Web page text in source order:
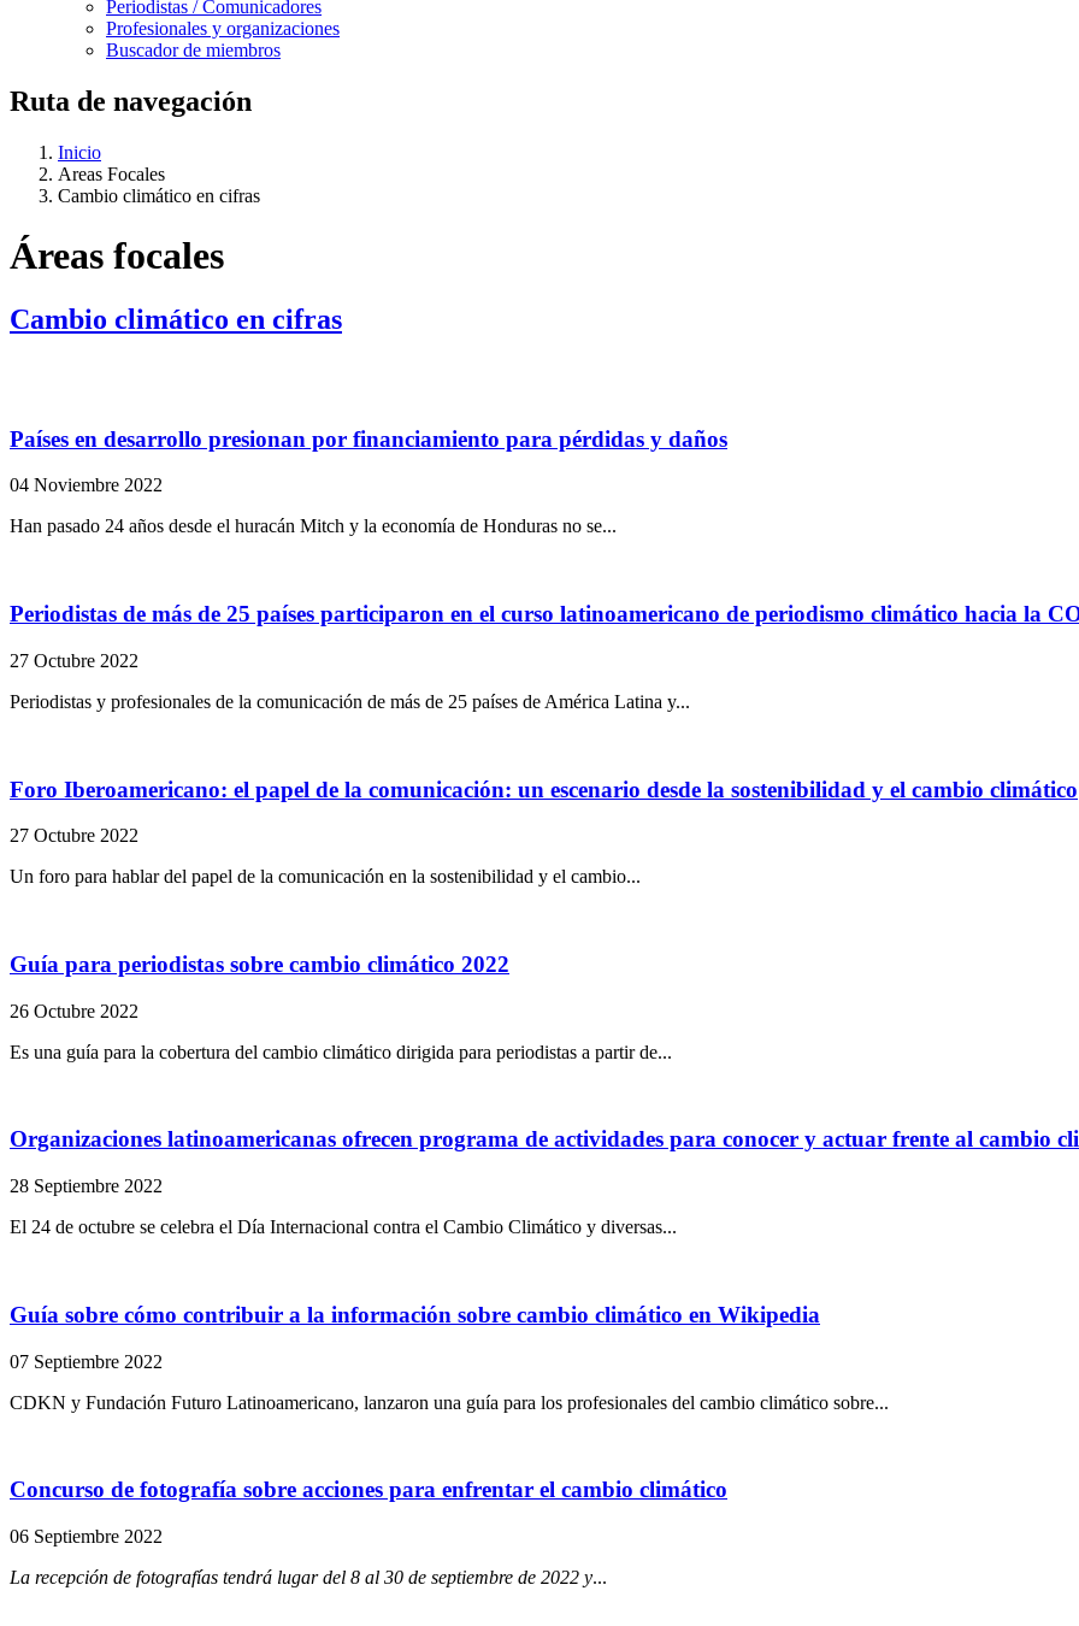
Periodistas / Comunicadores
Profesionales y organizaciones
Buscador de miembros
Ruta de navegación
Inicio
Areas Focales
Cambio climático en cifras
Áreas focales
Cambio climático en cifras
Países en desarrollo presionan por financiamiento para pérdidas y daños
04 Noviembre 2022
Han pasado 24 años desde el huracán Mitch y la economía de Honduras no se...
Periodistas de más de 25 países participaron en el curso latinoamericano de periodismo climático hacia la
27 Octubre 2022
Periodistas y profesionales de la comunicación de más de 25 países de América Latina y...
Foro Iberoamericano: el papel de la comunicación: un escenario desde la sostenibilidad y el cambio climático
27 Octubre 2022
Un foro para hablar del papel de la comunicación en la sostenibilidad y el cambio...
Guía para periodistas sobre cambio climático 2022
26 Octubre 2022
Es una guía para la cobertura del cambio climático dirigida para periodistas a partir de...
Organizaciones latinoamericanas ofrecen programa de actividades para conocer y actuar frente al cambio
28 Septiembre 2022
El 24 de octubre se celebra el Día Internacional contra el Cambio Climático y diversas...
Guía sobre cómo contribuir a la información sobre cambio climático en Wikipedia
07 Septiembre 2022
CDKN y Fundación Futuro Latinoamericano, lanzaron una guía para los profesionales del cambio climático sobre...
Concurso de fotografía sobre acciones para enfrentar el cambio climático
06 Septiembre 2022
La recepción de fotografías tendrá lugar del 8 al 30 de septiembre de 2022 y...